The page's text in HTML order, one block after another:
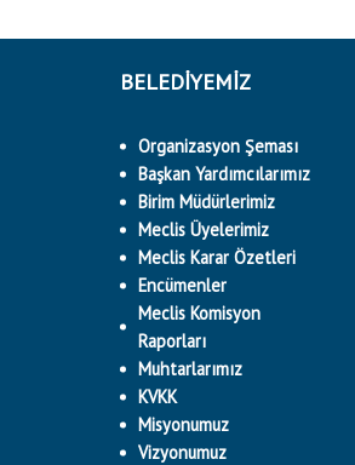
BELEDİYEMİZ
Organizasyon Şeması
Başkan Yardımcılarımız
Birim Müdürlerimiz
Meclis Üyelerimiz
Meclis Karar Özetleri
Encümenler
Meclis Komisyon
Raporları
Muhtarlarımız
KVKK
Misyonumuz
Vizyonumuz